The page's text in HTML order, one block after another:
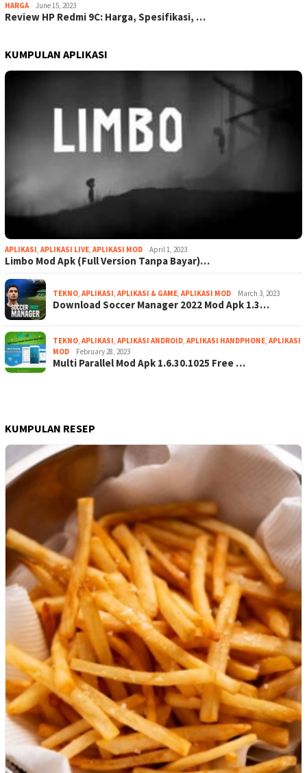
HARGA June 15, 2023
Review HP Redmi 9C: Harga, Spesifikasi, …
KUMPULAN APLIKASI
APLIKASI, APLIKASI LIVE, APLIKASI MOD April 1, 2023
Limbo Mod Apk (Full Version Tanpa Bayar)…
TEKNO, APLIKASI, APLIKASI & GAME, APLIKASI MOD March 3, 2023
Download Soccer Manager 2022 Mod Apk 1.3…
TEKNO, APLIKASI, APLIKASI ANDROID, APLIKASI HANDPHONE, APLIKASI
MOD
February 28, 2023
Multi Parallel Mod Apk 1.6.30.1025 Free …
KUMPULAN RESEP